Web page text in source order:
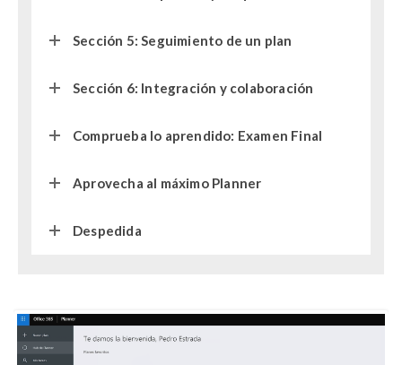
Sección 5: Seguimiento de un plan
Sección 6: Integración y colaboración
Comprueba lo aprendido: Examen Final
Aprovecha al máximo Planner
Despedida